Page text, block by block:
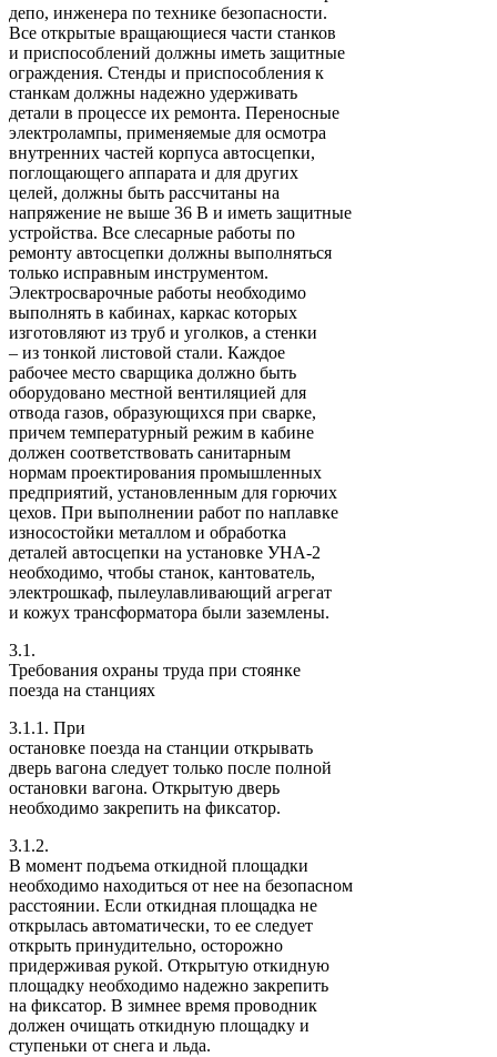
депо, инженера по технике безопасности.
Все открытые вращающиеся части станков
и приспособлений должны иметь защитные
ограждения. Стенды и приспособления к
станкам должны надежно удерживать
детали в процессе их ремонта. Переносные
электролампы, применяемые для осмотра
внутренних частей корпуса автосцепки,
поглощающего аппарата и для других
целей, должны быть рассчитаны на
напряжение не выше 36 В и иметь защитные
устройства. Все слесарные работы по
ремонту автосцепки должны выполняться
только исправным инструментом.
Электросварочные работы необходимо
выполнять в кабинах, каркас которых
изготовляют из труб и уголков, а стенки
– из тонкой листовой стали. Каждое
рабочее место сварщика должно быть
оборудовано местной вентиляцией для
отвода газов, образующихся при сварке,
причем температурный режим в кабине
должен соответствовать санитарным
нормам проектирования промышленных
предприятий, установленным для горючих
цехов. При выполнении работ по наплавке
износостойки металлом и обработка
деталей автосцепки на установке УНА-2
необходимо, чтобы станок, кантователь,
электрошкаф, пылеулавливающий агрегат
и кожух трансформатора были заземлены.
3.1.
Требования охраны труда при стоянке
поезда на станциях
3.1.1. При
остановке поезда на станции открывать
дверь вагона следует только после полной
остановки вагона. Открытую дверь
необходимо закрепить на фиксатор.
3.1.2.
В момент подъема откидной площадки
необходимо находиться от нее на безопасном
расстоянии. Если откидная площадка не
открылась автоматически, то ее следует
открыть принудительно, осторожно
придерживая рукой. Открытую откидную
площадку необходимо надежно закрепить
на фиксатор. В зимнее время проводник
должен очищать откидную площадку и
ступеньки от снега и льда.